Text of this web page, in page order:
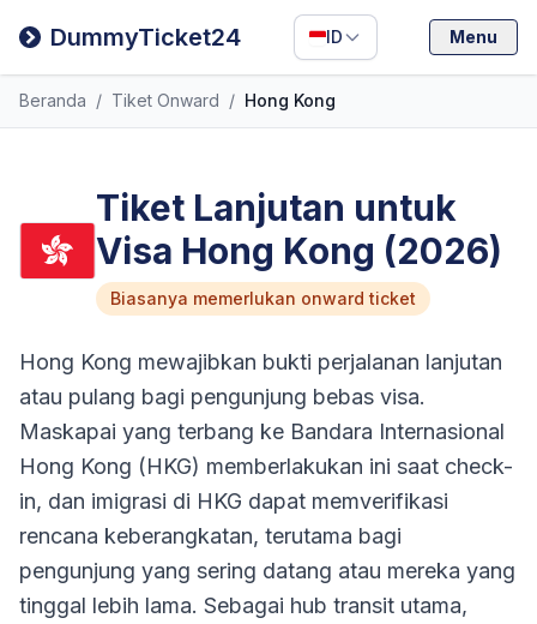
DummyTicket24 ID
Filipino
Deutsch
Menu
Beranda / Tiket Onward / Hong Kong
Tiket Lanjutan untuk
Visa Hong Kong (2026)
Biasanya memerlukan onward ticket
Hong Kong mewajibkan bukti perjalanan lanjutan
atau pulang bagi pengunjung bebas visa.
Maskapai yang terbang ke Bandara Internasional
Hong Kong (HKG) memberlakukan ini saat check-
in, dan imigrasi di HKG dapat memverifikasi
rencana keberangkatan, terutama bagi
pengunjung yang sering datang atau mereka yang
tinggal lebih lama. Sebagai hub transit utama,